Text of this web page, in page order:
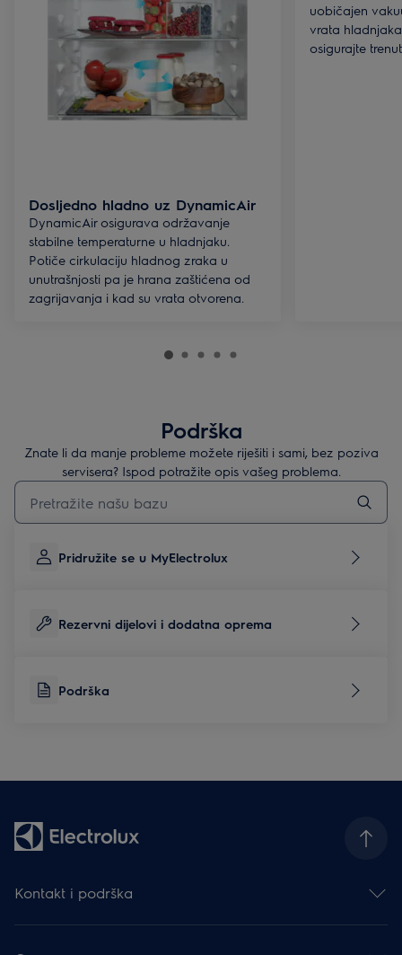
Dosljedno hladno uz DynamicAir
DynamicAir osigurava održavanje
stabilne temperaturne u hladnjaku.
Potiče cirkulaciju hladnog zraka u
unutrašnjosti pa je hrana zaštićena od
zagrijavanja i kad su vrata otvorena.
uobičajen
vrata
osigurajte
Podrška
Znate li da manje probleme možete riješiti i sami, bez poziva
servisera? Ispod potražite opis vašeg problema.
Upišite za pretraživanje članaka podrške
Pridružite se u MyElectrolux
Rezervni dijelovi i dodatna oprema
Podrška
Kontakt i podrška
Newsletter